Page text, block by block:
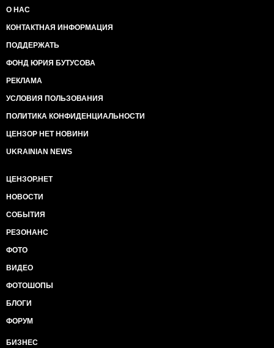
надежде на то, что эскалация в регионе толкнет
конфронтацию с Западом, так как ожидает снятия
санкций.
Также я не думаю, что данные события могут
кардинально повлиять на поведение цены на
- Также мы имеем три крупных "удара в спину",
которых будет очень много у России в этом году.
финального репорта по сбитому малазийскому
Боингу. В прессу попадают утечки. Там
новых сведений и сенсаций - та же 53 зенитно-
Не ожидайте увидеть в репорте фамилии высших
конкретно - кто сбил Боинг и чем. А дальше уже
можно принимать а) политические решения по
приехал Бук и б) подавать иски к стране, из которой
приехал Бук.
обошел Канаду и вышел на второе место (после
США) по добыче сланцевого газа.
ближайшие 5 лет закупить 450 новых гражданских
самолетов. И на днях в Тегеране заявили, что это
кто кое-где надеялся (или мечтал).
О НАС
КОНТАКТНАЯ ИНФОРМАЦИЯ
ПОДДЕРЖАТЬ
ФОНД ЮРИЯ БУТУСОВА
РЕКЛАМА
УСЛОВИЯ ПОЛЬЗОВАНИЯ
ПОЛИТИКА КОНФИДЕНЦИАЛЬНОСТИ
ЦЕНЗОР НЕТ НОВИНИ
UKRAINIAN NEWS
ЦЕНЗОР.НЕТ
НОВОСТИ
СОБЫТИЯ
РЕЗОНАНС
ФОТО
ВИДЕО
ФОТОШОПЫ
БЛОГИ
ФОРУМ
БИЗНЕС